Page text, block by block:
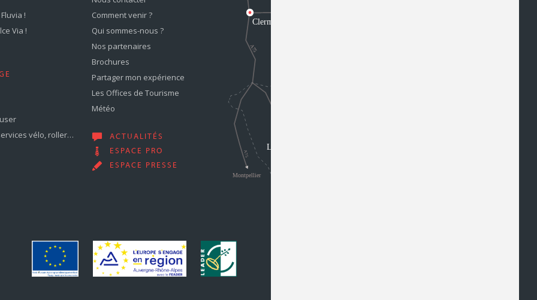
!
Via !
vélo, roller…
Comment venir ?
Qui sommes-nous ?
Nos partenaires
Brochures
Partager mon expérience
Les Offices de Tourisme
Météo
ACTUALITÉS
ESPACE PRO
ESPACE PRESSE